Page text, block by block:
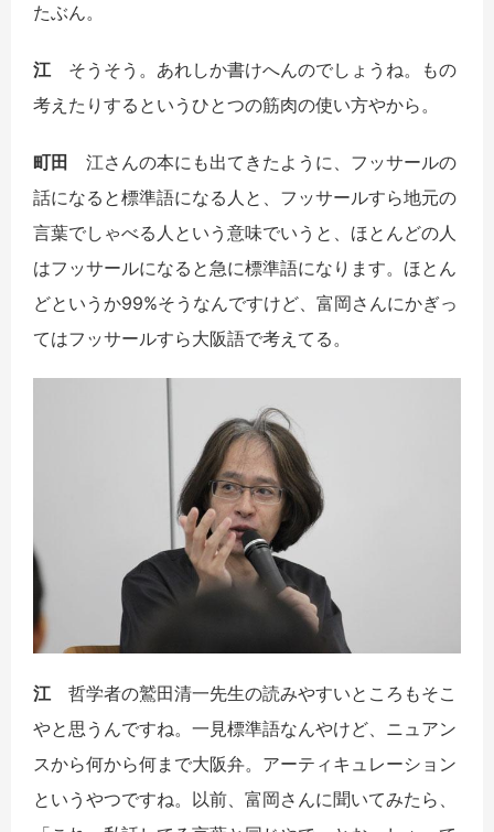
たぶん。
江そうそう。あれしか書けへんのでしょうね。もの
考えたりするというひとつの筋肉の使い方やから。
町田
江さんの本にも出てきたように、フッサールの
話になると標準語になる人と、フッサールすら地元の
言葉でしゃべる人という意味でいうと、ほとんどの人
はフッサールになると急に標準語になります。ほとん
どというか99%そうなんですけど、富岡さんにかぎっ
てはフッサールすら大阪語で考えてる。
江 哲学者の鷲田清一先生の読みやすいところもそこ
やと思うんですね。一見標準語なんやけど、ニュアン
スから何から何まで大阪弁。アーティキュレーション
というやつですね。以前、富岡さんに聞いてみたら、